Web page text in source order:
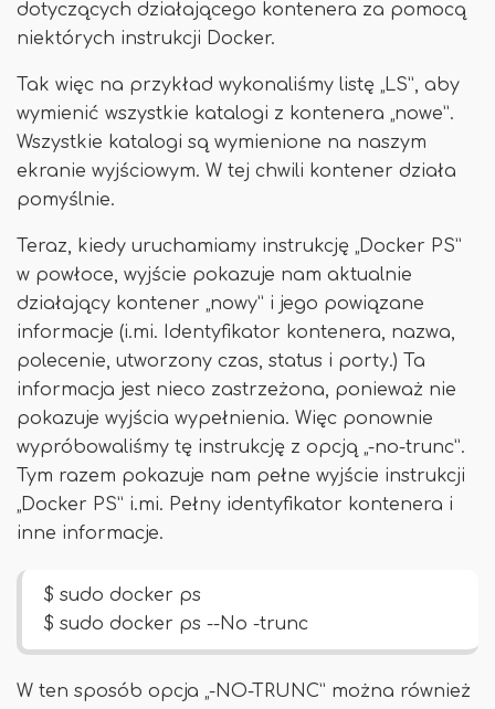
dotyczących działającego kontenera za pomocą
niektórych instrukcji Docker.
Tak więc na przykład wykonaliśmy listę „LS”, aby
wymienić wszystkie katalogi z kontenera „nowe”.
Wszystkie katalogi są wymienione na naszym
ekranie wyjściowym. W tej chwili kontener działa
pomyślnie.
Teraz, kiedy uruchamiamy instrukcję „Docker PS”
w powłoce, wyjście pokazuje nam aktualnie
działający kontener „nowy” i jego powiązane
informacje (i.mi. Identyfikator kontenera, nazwa,
polecenie, utworzony czas, status i porty.) Ta
informacja jest nieco zastrzeżona, ponieważ nie
pokazuje wyjścia wypełnienia. Więc ponownie
wypróbowaliśmy tę instrukcję z opcją „-no-trunc”.
Tym razem pokazuje nam pełne wyjście instrukcji
„Docker PS” i.mi. Pełny identyfikator kontenera i
inne informacje.
$ sudo docker ps
$ sudo docker ps --No -trunc
W ten sposób opcja „-NO-TRUNC” można również